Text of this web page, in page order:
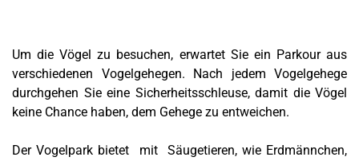
Um die Vögel zu besuchen, erwartet Sie ein Parkour aus
verschiedenen Vogelgehegen. Nach jedem Vogelgehege
durchgehen Sie eine Sicherheitsschleuse, damit die Vögel
keine Chance haben, dem Gehege zu entweichen.
Der Vogelpark bietet mit Säugetieren, wie Erdmännchen,